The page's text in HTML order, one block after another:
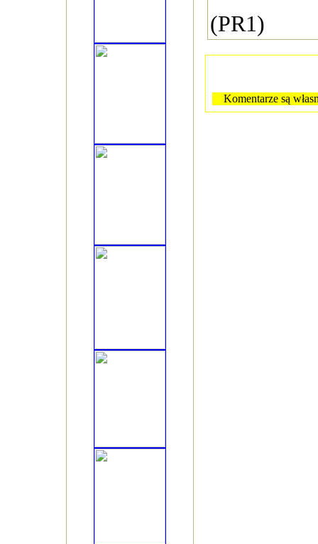
(PR1)
Komentarze są